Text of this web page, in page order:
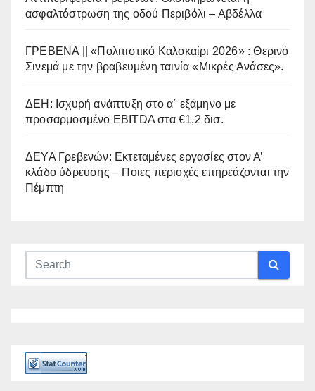
ασφαλτόστρωση της οδού Περιβόλι – Αβδέλλα
ΓΡΕΒΕΝΑ || «Πολιτιστικό Καλοκαίρι 2026» : Θερινό
Σινεμά με την βραβευμένη ταινία «Μικρές Ανάσες».
ΔΕΗ: Ισχυρή ανάπτυξη στο α΄ εξάμηνο με
προσαρμοσμένο EBITDA στα €1,2 δισ.
ΔΕΥΑ Γρεβενών: Εκτεταμένες εργασίες στον Α’
κλάδο ύδρευσης – Ποιες περιοχές επηρεάζονται την
Πέμπτη